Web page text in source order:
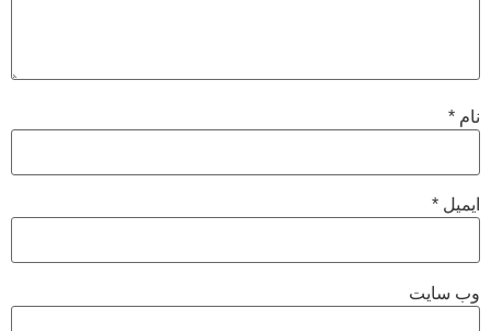
نام *
ایمیل *
وب‌ سایت